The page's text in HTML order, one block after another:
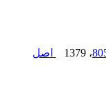
، 1379
اصل